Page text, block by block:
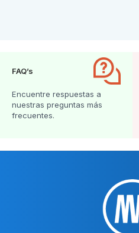
FAQ’s
Encuentre respuestas a
nuestras preguntas más
frecuentes.